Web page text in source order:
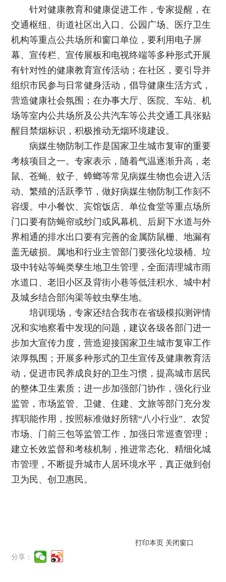
针对健康教育和健康促进工作，专家提醒，在
交通枢纽、街道社区出入口、公园广场、医疗卫生
机构等重点公共场所和窗口单位，要利用电子屏
幕、宣传栏、宣传展板和电视终端等多种形式开展
有针对性的健康教育宣传活动；在社区，要引导并
组织市民参与日常健身活动，倡导健康生活方式，
营造健康社会氛围；在办事大厅、医院、车站、机
场等室内公共场所及公共汽车等公共交通工具张贴
醒目禁烟标识，积极推动无烟环境建设。
病媒生物防制工作是国家卫生城市复审的重要
考核项目之一。专家表示，随着气温逐渐升高，老
鼠、苍蝇、蚊子、蟑螂等常见病媒生物也会进入活
动、繁殖的活跃季节，做好病媒生物防制工作刻不
容缓。中小餐饮、宾馆饭店、单位食堂等重点场所
门口要有防蝇帘或纱门或风幕机、后厨下水道与外
界相通的排水出口要有完善的金属防鼠栅、地漏有
盖无破损。属地和行业主管部门要强化垃圾桶、垃
圾中转站等蝇类孳生地卫生管理，全面清理城市雨
水道口、老旧小区及背街小巷等低洼积水、城中村
及城乡结合部沟渠等蚊虫孳生地。
培训现场，专家还结合我市在省级模拟测评情
况和实地察看中发现的问题，建议各级各部门进一
步加大宣传力度，营造迎接国家卫生城市复审工作
浓厚氛围；开展多种形式的卫生宣传及健康教育活
动，促进市民养成良好的卫生习惯，提高城市居民
的整体卫生素质；进一步加强部门协作，强化行业
监管，市场监管、卫健、住建、文旅等部门充分发
挥职能作用，按照标准做好所辖“八小行业”、农贸
市场、门前三包等监管工作，加强日常巡查管理；
建立长效监督和考核机制，推进常态化、精细化城
市管理，不断提升城市人居环境水平，真正做到创
卫为民、创卫惠民。
打印本页 关闭窗口
分享：